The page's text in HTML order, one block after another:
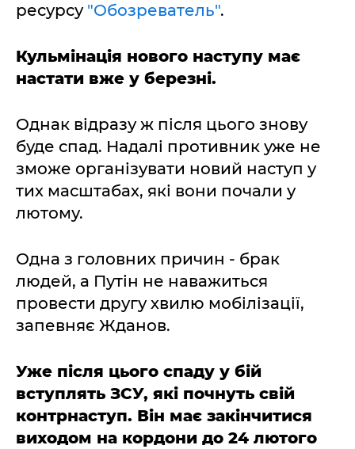
ресурсу "Обозреватель".
Кульмінація нового наступу має
настати вже у березні.
Однак відразу ж після цього знову
буде спад. Надалі противник уже не
зможе організувати новий наступ у
тих масштабах, які вони почали у
лютому.
Одна з головних причин - брак
людей, а Путін не наважиться
провести другу хвилю мобілізації,
запевняє Жданов.
Уже після цього спаду у бій
вступлять ЗСУ, які почнуть свій
контрнаступ. Він має закінчитися
виходом на кордони до 24 лютого